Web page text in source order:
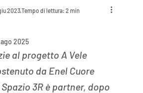
2023Tempo di lettura: 2 min
2025
al progetto A Vele
da Enel Cuore
3R è partner, dopo